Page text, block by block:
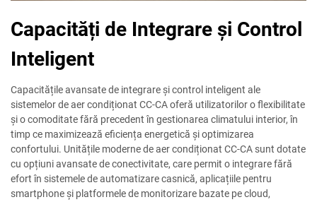
Capacități de Integrare și Control
Inteligent
Capacitățile avansate de integrare și control inteligent ale
sistemelor de aer condiționat CC-CA oferă utilizatorilor o flexibilitate
și o comoditate fără precedent în gestionarea climatului interior, în
timp ce maximizează eficiența energetică și optimizarea
confortului. Unitățile moderne de aer condiționat CC-CA sunt dotate
cu opțiuni avansate de conectivitate, care permit o integrare fără
efort în sistemele de automatizare casnică, aplicațiile pentru
smartphone și platformele de monitorizare bazate pe cloud,